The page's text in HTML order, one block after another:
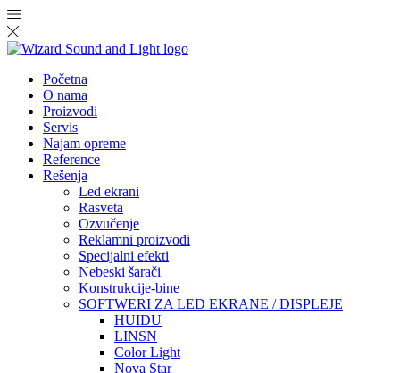
Početna
O nama
Proizvodi
Servis
Najam opreme
Reference
Rešenja
Led ekrani
Rasveta
Ozvučenje
Reklamni proizvodi
Specijalni efekti
Nebeski šarači
Konstrukcije-bine
SOFTWERI ZA LED EKRANE / DISPLEJE
HUIDU
LINSN
Color Light
Nova Star